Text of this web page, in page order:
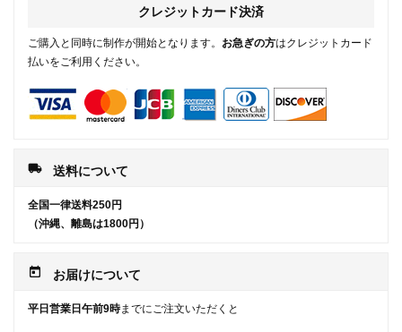
クレジットカード決済
ご購入と同時に制作が開始となります。 お急ぎの方はクレジットカード
払いをご利用ください。
local_shipping 送料について
全国一律送料250円
（沖縄、離島は1800円）
today お届けについて
平日営業日午前9時までにご注文いただくと